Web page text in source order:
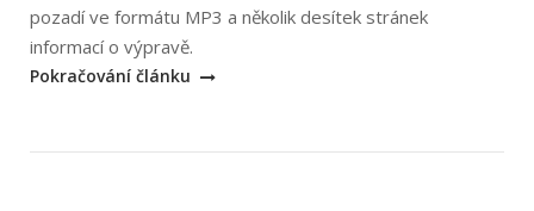
pozadí ve formátu MP3 a několik desítek stránek
informací o výpravě.
2002“
Pokračování článku